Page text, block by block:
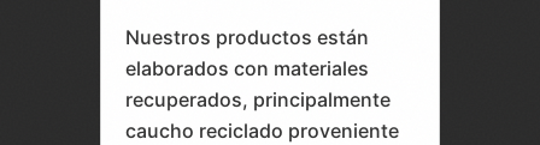
Nuestros productos están
elaborados con materiales
recuperados, principalmente
caucho reciclado proveniente